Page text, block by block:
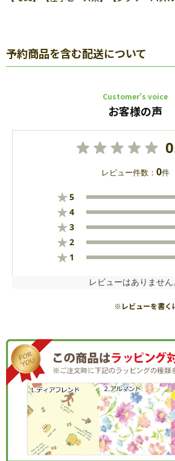
予約商品を含む配送について
Customer’s voice
お客様の声
レビュー件数： 0件
★5
★4
★3
★2
★ 1
レビューはありません
※レビューを書く